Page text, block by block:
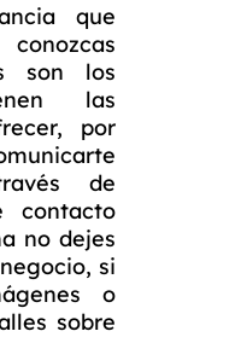
que
son los
las
por
de
contacto
no dejes
si
o
sobre